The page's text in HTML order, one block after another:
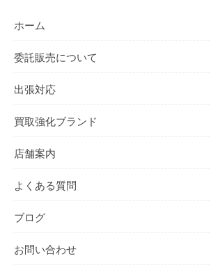
ホーム
委託販売について
出張対応
買取強化ブランド
店舗案内
よくある質問
ブログ
お問い合わせ